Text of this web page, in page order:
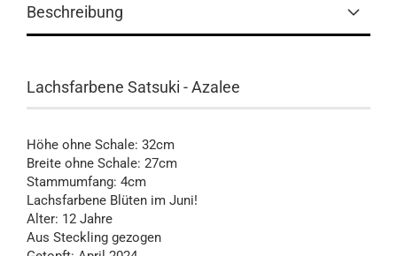
Beschreibung
Lachsfarbene Satsuki - Azalee
Höhe ohne Schale: 32cm
Breite ohne Schale: 27cm
Stammumfang: 4cm
Lachsfarbene Blüten im Juni!
Alter: 12 Jahre
Aus Steckling gezogen